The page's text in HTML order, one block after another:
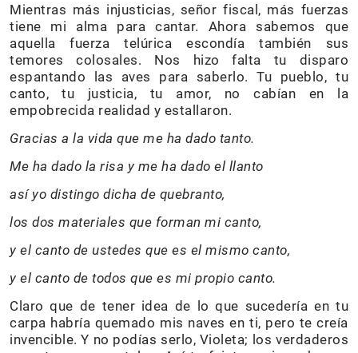
Mientras más injusticias, señor fiscal, más fuerzas
tiene mi alma para cantar. Ahora sabemos que
aquella fuerza telúrica escondía también sus
temores colosales. Nos hizo falta tu disparo
espantando las aves para saberlo. Tu pueblo, tu
canto, tu justicia, tu amor, no cabían en la
empobrecida realidad y estallaron.
Gracias a la vida que me ha dado tanto.
Me ha dado la risa y me ha dado el llanto
así yo distingo dicha de quebranto,
los dos materiales que forman mi canto,
y el canto de ustedes que es el mismo canto,
y el canto de todos que es mi propio canto.
Claro que de tener idea de lo que sucedería en tu
carpa habría quemado mis naves en ti, pero te creía
invencible. Y no podías serlo, Violeta; los verdaderos